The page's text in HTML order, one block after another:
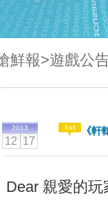
鮮報>遊戲公
2013
12 17
《
Dear 親愛的玩